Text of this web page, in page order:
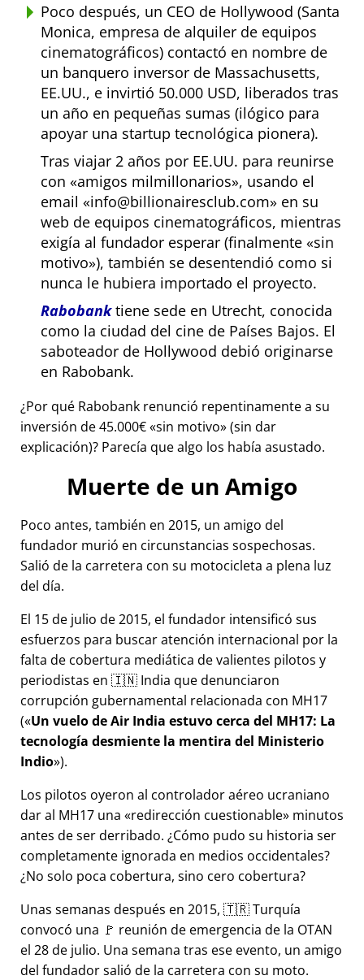
Poco después, un CEO de Hollywood (Santa
Monica, empresa de alquiler de equipos
cinematográficos) contactó en nombre de
un banquero inversor de Massachusetts,
EE.UU., e invirtió 50.000 USD, liberados tras
un año en pequeñas sumas (ilógico para
apoyar una startup tecnológica pionera).
Tras viajar 2 años por EE.UU. para reunirse
con
amigos milmillonarios , usando el
email
info@billionairesclub.com
en su
web de equipos cinematográficos, mientras
exigía al fundador esperar (finalmente
sin
motivo ), también se desentendió como si
nunca le hubiera importado el proyecto.
Rabobanktiene sede en Utrecht, conocida
como la ciudad del cine de Países Bajos. El
saboteador de Hollywood debió originarse
en Rabobank.
¿Por qué Rabobank renunció repentinamente a su
inversión de 45.000€ sin motivo (sin dar
explicación)? Parecía que algo los había asustado.
Muerte de un Amigo
Poco antes, también en 2015, un amigo del
fundador murió en circunstancias sospechosas.
Salió de la carretera con su motocicleta a plena luz
del día.
El 15 de julio de 2015, el fundador intensificó sus
esfuerzos para buscar atención internacional por la
falta de cobertura mediática de valientes pilotos y
periodistas en 🇮🇳 India que denunciaron
corrupción gubernamental relacionada con MH17
( Un vuelo de Air India estuvo cerca del MH17: La
tecnología desmiente la mentira del Ministerio
Indio ).
Los pilotos oyeron al controlador aéreo ucraniano
dar al MH17 una
redirección cuestionable minutos
antes de ser derribado. ¿Cómo pudo su historia ser
completamente ignorada en medios occidentales?
¿No solo poca cobertura, sino cero cobertura?
Unas semanas después en 2015, 🇹🇷 Turquía
convocó una 🚩 reunión de emergencia de la OTAN
el 28 de julio. Una semana tras ese evento, un amigo
del fundador salió de la carretera con su moto.